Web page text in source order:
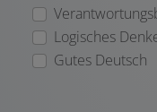
Logisches
Gutes Deutsch